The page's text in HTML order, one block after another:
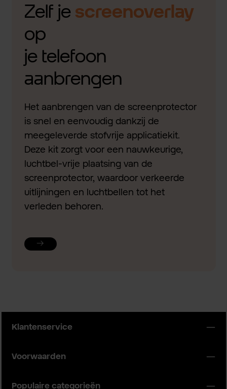
Zelf je screenoverlay
op
je telefoon
aanbrengen
Het aanbrengen van de screenprotector
is snel en eenvoudig dankzij de
meegeleverde stofvrije applicatiekit.
Deze kit zorgt voor een nauwkeurige,
luchtbel-vrije plaatsing van de
screenprotector, waardoor verkeerde
uitlijningen en luchtbellen tot het
verleden behoren.
Klantenservice
Voorwaarden
Populaire categorieën